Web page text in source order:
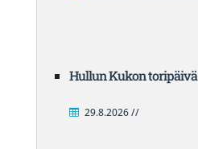
Hullun Kukon toripäivä
29.8.2026 //